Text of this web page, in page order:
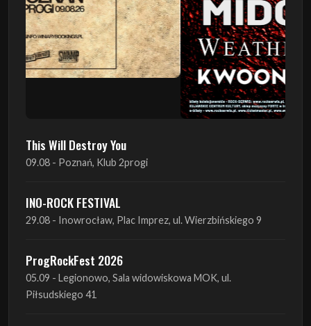
This Will Destroy You
09.08 - Poznań, Klub 2progi
INO-ROCK FESTIVAL
29.08 - Inowrocław, Plac Imprez, ul. Wierzbińskiego 9
ProgRockFest 2026
05.09 - Legionowo, Sala widowiskowa MOK, ul.
Piłsudskiego 41